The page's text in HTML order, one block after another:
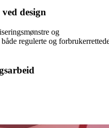
design
og
regulerte og